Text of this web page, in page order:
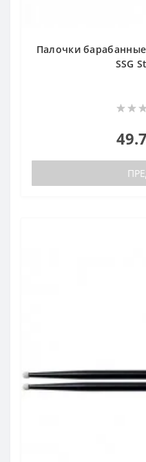
Палочки
SSG